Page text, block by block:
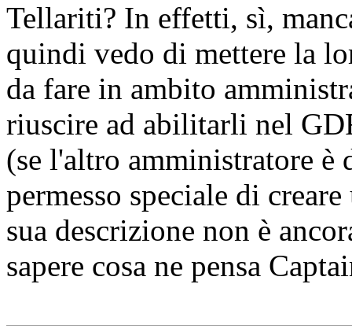
Tellariti? In effetti, sì,
quindi vedo di mettere la
da fare in ambito
riuscire ad abilitarli nel
(se l'altro amministratore è
permesso speciale di
sua descrizione non è
sapere cosa ne pensa